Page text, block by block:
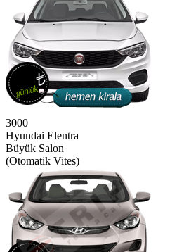
3000
Hyundai Elentra
Büyük Salon
(Otomatik Vites)